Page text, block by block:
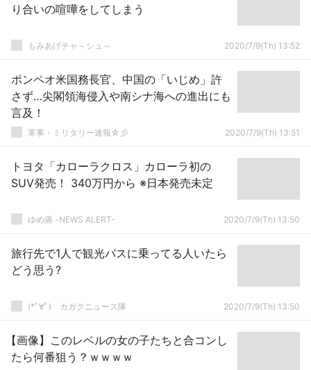
り合いの喧嘩をしてしまう
もみあげチャ～シュ～ 2020/7/9(Th) 13:52
ポンペオ米国務長官、中国の「いじめ」許
さず…尖閣領海侵入や南シナ海への進出にも
言及！
軍事・ミリタリー速報☆彡 2020/7/9(Th) 13:51
トヨタ「カローラクロス」カローラ初の
SUV発売！ 340万円から ※日本発売未定
ゆめ痛 -NEWS ALERT- 2020/7/9(Th) 13:50
旅行先で1人で観光バスに乗ってる人いたら
どう思う?
(*ﾟ∀ﾟ)ゞカガクニュース隊 2020/7/9(Th) 13:50
【画像】このレベルの女の子たちと合コンし
たら何番狙う？ｗｗｗｗ